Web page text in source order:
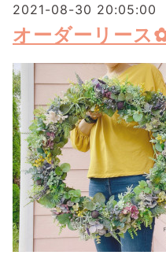
2021-08-30 20:05:00
オーダーリース